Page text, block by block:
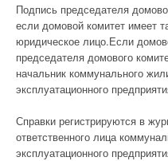
Подпись председателя
если домовой комитет имеет
юридическое лицо.Если
председателя домового
начальник коммунального
эксплуатационного
Справки регистрируются в
ответственного лица
эксплуатационного